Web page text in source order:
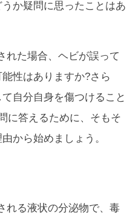
か疑問に思ったことはあ
れた場合、ヘビが誤って
性はありますか?さら
自分自身を傷つけること
に答えるために、そもそ
から始めましょう。
れる液状の分泌物で、毒